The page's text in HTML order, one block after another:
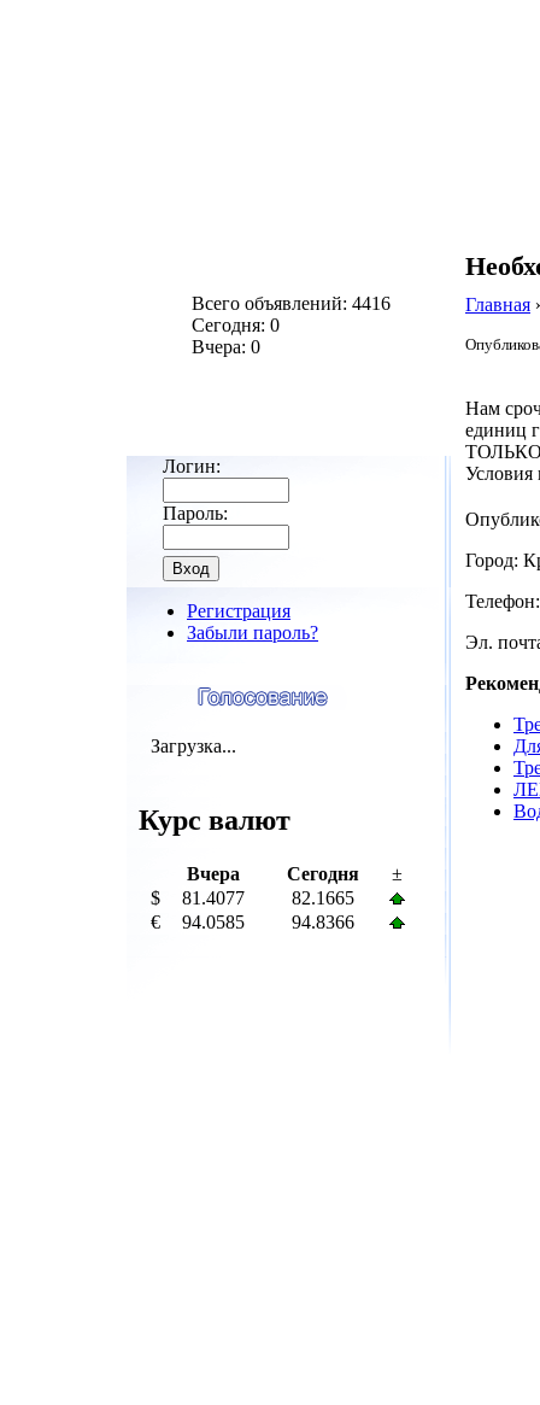
Всего объявлений: 4416
Сегодня: 0
Вчера: 0
Логин:
Пароль:
Регистрация
Забыли пароль?
Загрузка...
Курс валют
Вчера Сегодня
±
$
81.4077
82.1665
€
94.0585 94.8366
Главная
Нам
единиц
ТОЛЬКО
Город:
Эл.